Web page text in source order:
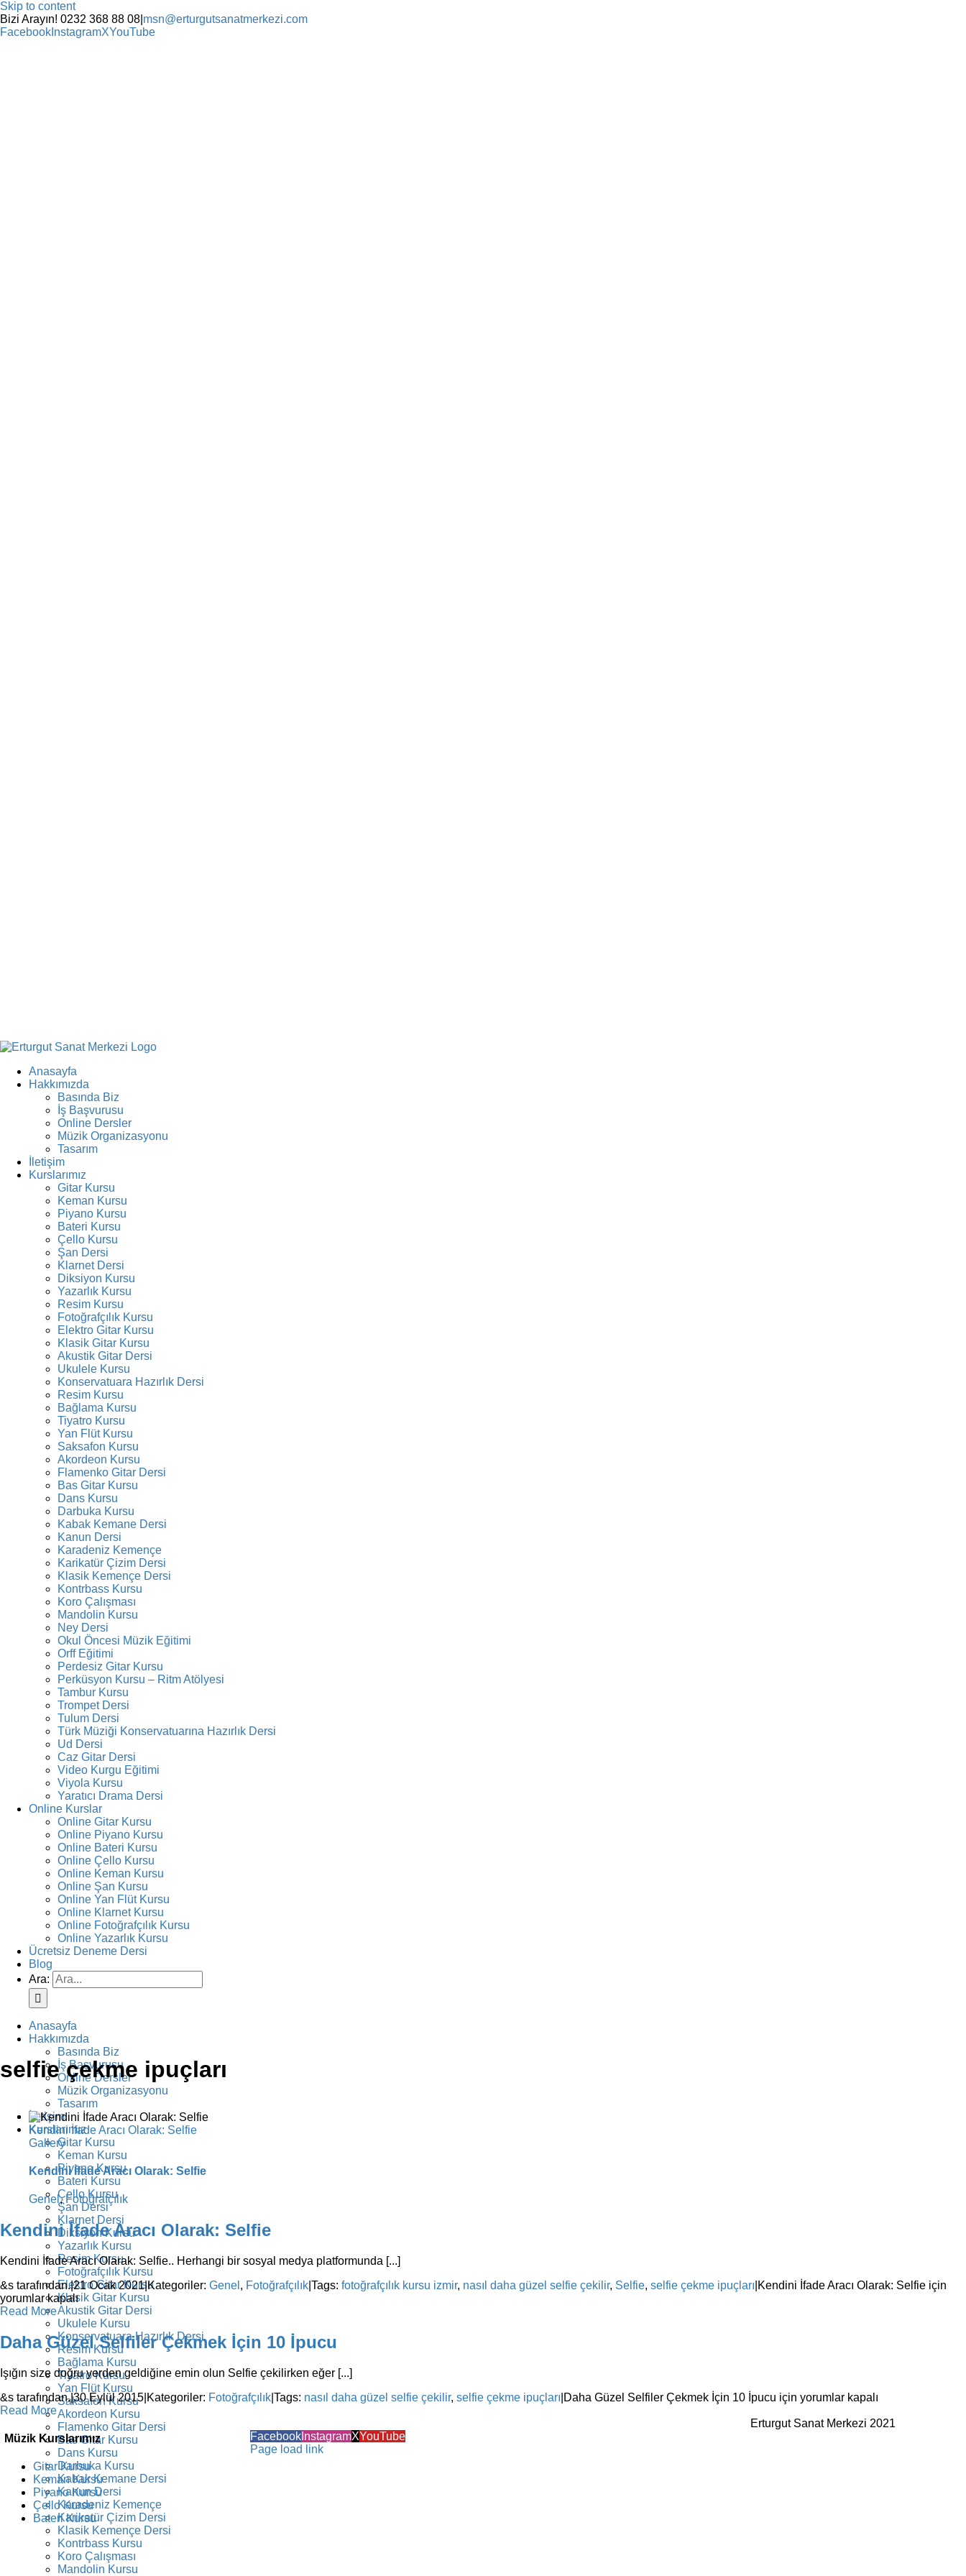
Skip to content
Bizi Arayın! 0232 368 88 08 msn@erturgutsanatmerkezi.com
Facebook InstagramXYouTube
Anasayfa
Hakkımızda
Basında Biz
İş Başvurusu
Online Dersler
Müzik Organizasyonu
Tasarım
İletişim
Kurslarımız
Gitar Kursu
Keman Kursu
Piyano Kursu
Bateri Kursu
Çello Kursu
Şan Dersi
Klarnet Dersi
Diksiyon Kursu
Yazarlık Kursu
Resim Kursu
Fotoğrafçılık Kursu
Elektro Gitar Kursu
Klasik Gitar Kursu
Akustik Gitar Dersi
Ukulele Kursu
Konservatuara Hazırlık Dersi
Resim Kursu
Bağlama Kursu
Tiyatro Kursu
Yan Flüt Kursu
Saksafon Kursu
Akordeon Kursu
Flamenko Gitar Dersi
Bas Gitar Kursu
Dans Kursu
Darbuka Kursu
Kabak Kemane Dersi
Kanun Dersi
Karadeniz Kemençe
Karikatür Çizim Dersi
Klasik Kemençe Dersi
Kontrbass Kursu
Koro Çalışması
Mandolin Kursu
Ney Dersi
Okul Öncesi Müzik Eğitimi
Orff Eğitimi
Perdesiz Gitar Kursu
Perküsyon Kursu – Ritm Atölyesi
Tambur Kursu
Trompet Dersi
Tulum Dersi
Türk Müziği Konservatuarına Hazırlık Dersi
Ud Dersi
Caz Gitar Dersi
Video Kurgu Eğitimi
Viyola Kursu
Yaratıcı Drama Dersi
Online Kurslar
Online Gitar Kursu
Online Piyano Kursu
Online Bateri Kursu
Online Çello Kursu
Online Keman Kursu
Online Şan Kursu
Online Yan Flüt Kursu
Online Klarnet Kursu
Online Fotoğrafçılık Kursu
Online Yazarlık Kursu
Ücretsiz Deneme Dersi
Blog
Ara:
Anasayfa
Hakkımızda
Basında Biz
İş Başvurusu
Online Dersler
Müzik Organizasyonu
Tasarım
İletişim
Kurslarımız
Gitar Kursu
Keman Kursu
Piyano Kursu
Bateri Kursu
Çello Kursu
Şan Dersi
Klarnet Dersi
Diksiyon Kursu
Yazarlık Kursu
Resim Kursu
Fotoğrafçılık Kursu
Elektro Gitar Kursu
Klasik Gitar Kursu
Akustik Gitar Dersi
Ukulele Kursu
Konservatuara Hazırlık Dersi
Resim Kursu
Bağlama Kursu
Tiyatro Kursu
Yan Flüt Kursu
Saksafon Kursu
Akordeon Kursu
Flamenko Gitar Dersi
Bas Gitar Kursu
Dans Kursu
Darbuka Kursu
Kabak Kemane Dersi
Kanun Dersi
Karadeniz Kemençe
Karikatür Çizim Dersi
Klasik Kemençe Dersi
Kontrbass Kursu
Koro Çalışması
Mandolin Kursu
selfie çekme ipuçları
Kendini İfade Aracı Olarak: Selfie
Gallery
Kendini İfade Aracı Olarak: Selfie
Genel,Fotoğrafçılık
Kendini İfade Aracı Olarak: Selfie
Kendini İfade Aracı Olarak: Selfie.. Herhangi bir sosyal medya platformunda [...]
&s tarafından.|21 Ocak 2021|Kategoriler: Genel , Fotoğrafçılık Tags: fotoğrafçılık kursu izmir, nasıl daha güzel selfie çekilir, Selfie, selfie çekme ipuçları Kendini İfade Aracı Olarak: Selfie için
yorumlar kapalı
Read More
Daha Güzel Selfiler Çekmek İçin 10 İpucu
Işığın size doğru yerden geldiğine emin olun Selfie çekilirken eğer [...]
&s tarafından.|30 Eylül 2015 Kategoriler: Fotoğrafçılık Tags: nasıl daha güzel selfie çekilir, selfie çekme ipuçları Daha Güzel Selfiler Çekmek İçin 10 İpucu için yorumlar kapalı
Read More
Müzik Kurslarımız
Gitar Kursu
Keman Kursu
Piyano Kursu
Çello Kursu
Bateri Kursu
Erturgut Sanat Merkezi 2021
Facebook InstagramXYouTube
Page load link